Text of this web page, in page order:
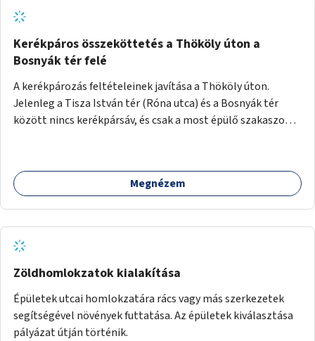
gyerekek bevonására is. A program pilot jelleggel indulna,
több korosztály számára.
Kerékpáros összeköttetés a Thököly úton a
Bosnyák tér felé
A kerékpározás feltételeinek javítása a Thököly úton.
Jelenleg a Tisza István tér (Róna utca) és a Bosnyák tér
között nincs kerékpársáv, és csak a most épülő szakaszon
Megnézem
Zöldhomlokzatok kialakítása
Épületek utcai homlokzatára rács vagy más szerkezetek
segítségével növények futtatása. Az épületek kiválasztása
pályázat útján történik.